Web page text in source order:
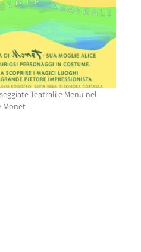
Teatrali e Menu nel
Monet